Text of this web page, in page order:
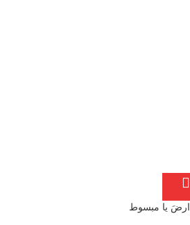
ارضَ يا مبسوط